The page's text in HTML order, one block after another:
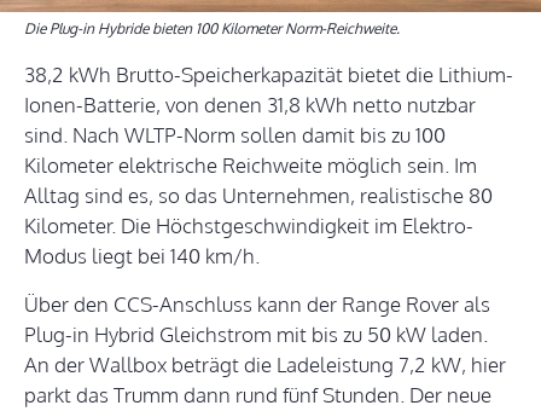
Die Plug-in Hybride bieten 100 Kilometer Norm-Reichweite.
38,2 kWh Brutto-Speicherkapazität bietet die Lithium-
Ionen-Batterie, von denen 31,8 kWh netto nutzbar
sind. Nach WLTP-Norm sollen damit bis zu 100
Kilometer elektrische Reichweite möglich sein. Im
Alltag sind es, so das Unternehmen, realistische 80
Kilometer. Die Höchstgeschwindigkeit im Elektro-
Modus liegt bei 140 km/h.
Über den CCS-Anschluss kann der Range Rover als
Plug-in Hybrid Gleichstrom mit bis zu 50 kW laden.
An der Wallbox beträgt die Ladeleistung 7,2 kW, hier
parkt das Trumm dann rund fünf Stunden. Der neue